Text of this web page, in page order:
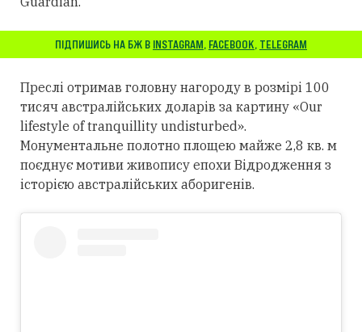
ПІДПИШИСЬ НА БЖ В INSTAGRAM, FACEBOOK, TELEGRAM
Преслі отримав головну нагороду в розмірі 100
тисяч австралійських доларів за картину «Our
lifestyle of tranquillity undisturbed».
Монументальне полотно площею майже 2,8 кв. м
поєднує мотиви живопису епохи Відродження з
історією австралійських аборигенів.